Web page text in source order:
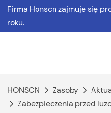
Firma Honscn zajmuje się
roku.
HONSCN Zasoby
Zabezpieczenia przed